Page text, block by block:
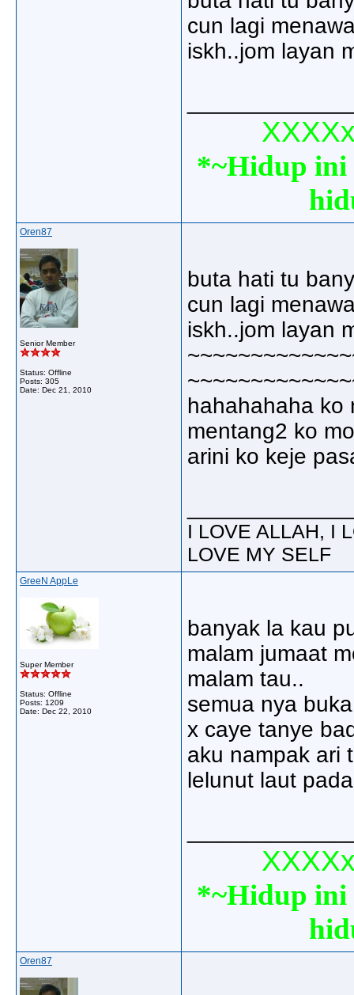
cun lagi
iskh..jom layan
*~Hidup ini
Oren87
Senior Member
Status: Offline
Posts: 305
Date: Dec 21, 2010
buta hati tu
cun lagi
iskh..jom layan
hahahahaha ko
mentang2 ko
arini ko keje
I LOVE ALLAH, I
LOVE MY SELF
GreeN AppLe
Super Member
Status: Offline
Posts: 1209
Date: Dec 22, 2010
banyak la kau
malam jumaat
malam tau..
semua nya
x caye tanye
aku nampak ari
lelunut laut
*~Hidup ini
Oren87